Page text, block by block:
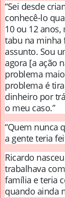
“Sei desde
conhecê-lo
10 ou 12
tabu na minha
assunto. Sou
agora [a ação
problema
problema é
dinheiro por
o meu caso.”
“Quem nunca
a gente teria
Ricardo
trabalhava
família e teria
quando ainda